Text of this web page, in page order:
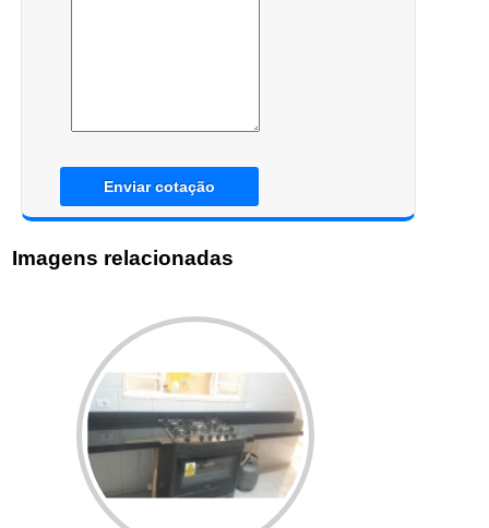
Enviar cotação
Imagens relacionadas